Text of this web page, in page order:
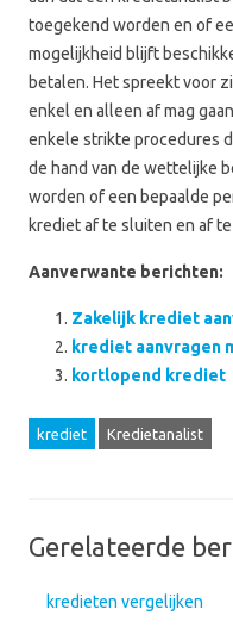
toegekend worden en of
mogelijkheid blijft
betalen. Het spreekt voor
enkel en alleen af mag
enkele strikte procedures
de hand van de wettelijke
worden of een bepaalde
krediet af te sluiten en af
Aanverwante berichten:
Zakelijk krediet
krediet aanvragen
kortlopend krediet
krediet Kredietanalist
Gerelateerde
kredieten vergelijken